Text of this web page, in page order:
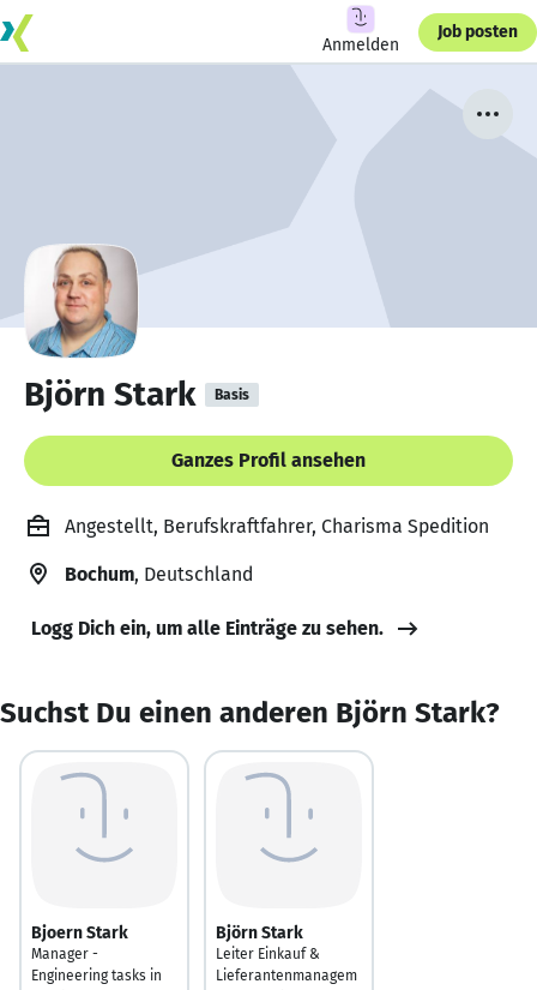
Anmelden
Job posten
Björn Stark Basis
Ganzes Profil ansehen
Angestellt, Berufskraftfahrer, Charisma Spedition
Bochum, Deutschland
Logg Dich ein, um alle Einträge zu sehen.
Suchst Du einen anderen Björn Stark?
Bjoern Stark
Manager -
Engineering tasks in
Björn Stark
Leiter Einkauf &
Lieferantenmanagem